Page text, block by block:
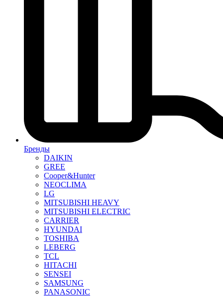
Бренды
DAIKIN
GREE
Cooper&Hunter
NEOCLIMA
LG
MITSUBISHI HEAVY
MITSUBISHI ELECTRIC
CARRIER
HYUNDAI
TOSHIBA
LEBERG
TCL
HITACHI
SENSEI
SAMSUNG
PANASONIC